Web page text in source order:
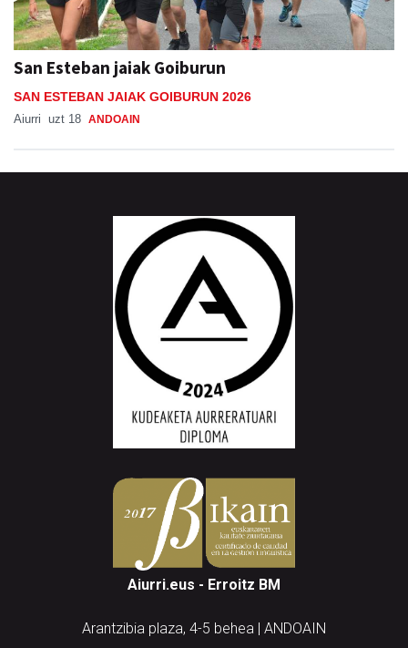
San Esteban jaiak Goiburun
SAN ESTEBAN JAIAK GOIBURUN 2026
Aiurri uzt 18 ANDOAIN
Aiurri.eus - Erroitz BM
Arantzibia plaza, 4-5 behea | ANDOAIN